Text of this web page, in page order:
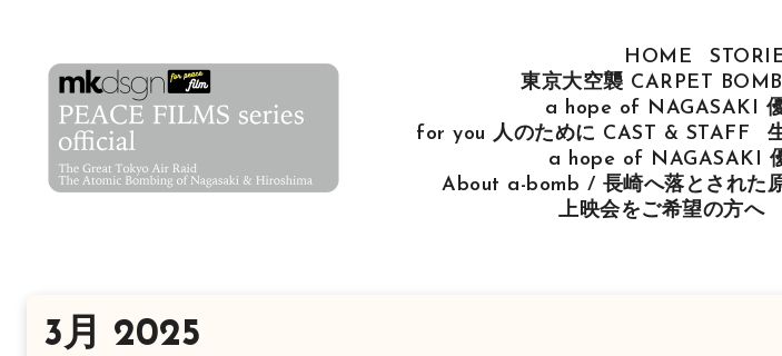
HOME
東京大空襲 CARPET
a hope of NAGASAKI
for you 人のために CAST & STAFF
a hope of NAGASAKI
About a-bomb / 長崎へ落とされた
上映会をご希望の方へ
3月 2025